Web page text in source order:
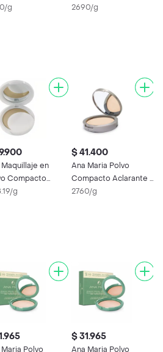
Tono
g
Humectante Tono
2690/g
en
Compacto
g
$ 41.400
Ana Maria Polvo
Compacto Aclarante y
Humectante Tono
2760/g
Polvo
$ 31.965
Ana Maria Polvo